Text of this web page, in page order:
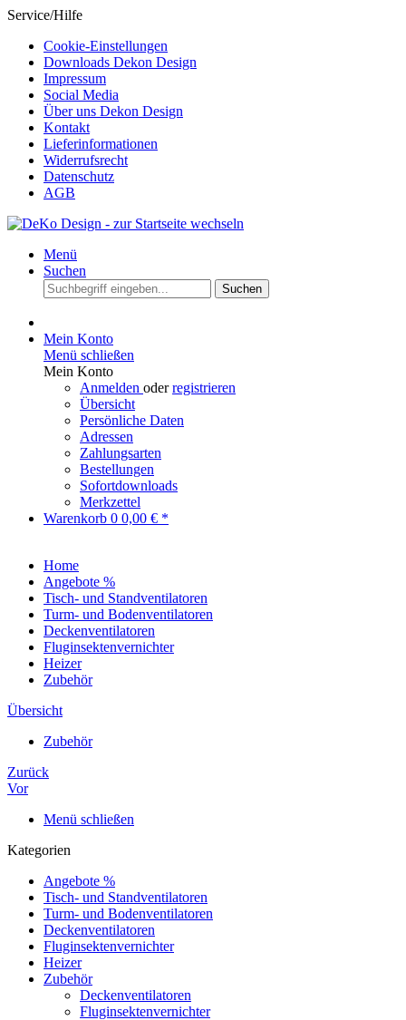
Service/Hilfe
Cookie-Einstellungen
Downloads Dekon Design
Impressum
Social Media
Über uns Dekon Design
Kontakt
Lieferinformationen
Widerrufsrecht
Datenschutz
AGB
Menü
Suchen
Suchen
Mein Konto
Menü schließen
Mein Konto
Anmelden oderregistrieren
Übersicht
Persönliche Daten
Adressen
Zahlungsarten
Bestellungen
Sofortdownloads
Merkzettel
Warenkorb 0 0,00 € *
Home
Angebote %
Tisch- und Standventilatoren
Turm- und Bodenventilatoren
Deckenventilatoren
Fluginsektenvernichter
Heizer
Zubehör
Übersicht
Zubehör
Zurück
Vor
Menü schließen
Kategorien
Angebote %
Tisch- und Standventilatoren
Turm- und Bodenventilatoren
Deckenventilatoren
Fluginsektenvernichter
Heizer
Zubehör
Deckenventilatoren
Fluginsektenvernichter